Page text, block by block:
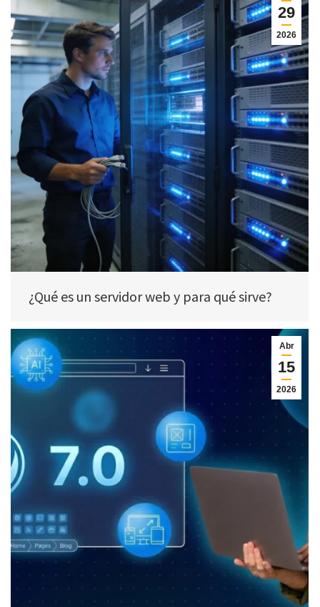
29
2026
¿Qué es un servidor web y para qué sirve?
Abr
15
2026